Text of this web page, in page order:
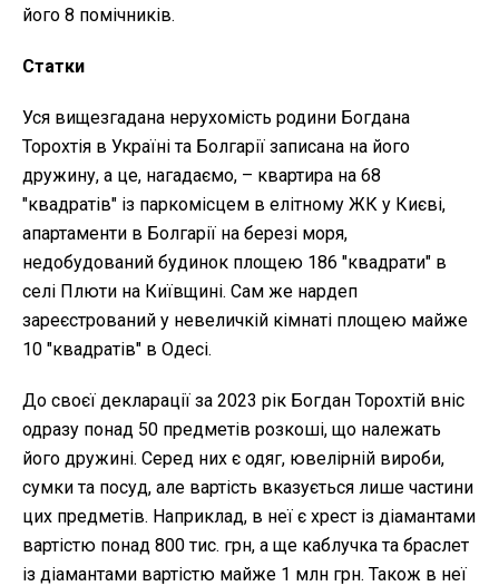
його 8 помічників.
Статки
Уся вищезгадана нерухомість родини Богдана
Торохтія в Україні та Болгарії записана на його
дружину, а це, нагадаємо, – квартира на 68
"квадратів" із паркомісцем в елітному ЖК у Києві,
апартаменти в Болгарії на березі моря,
недобудований будинок площею 186 "квадрати" в
селі Плюти на Київщині. Сам же нардеп
зареєстрований у невеличкій кімнаті площею майже
10 "квадратів" в Одесі.
До своєї декларації за 2023 рік Богдан Торохтій вніс
одразу понад 50 предметів розкоші, що належать
його дружині. Серед них є одяг, ювелірній вироби,
сумки та посуд, але вартість вказується лише частини
цих предметів. Наприклад, в неї є хрест із діамантами
вартістю понад 800 тис. грн, а ще каблучка та браслет
із діамантами вартістю майже 1 млн грн. Також в неї